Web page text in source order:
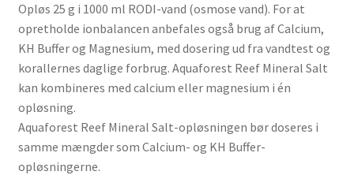
Opløs 25 g i 1000 ml RODI-vand (osmose vand). For at
opretholde ionbalancen anbefales også brug af Calcium,
KH Buffer og Magnesium, med dosering ud fra vandtest og
korallernes daglige forbrug. Aquaforest Reef Mineral Salt
kan kombineres med calcium eller magnesium i én
opløsning.
Aquaforest Reef Mineral Salt-opløsningen bør doseres i
samme mængder som Calcium- og KH Buffer-
opløsningerne.